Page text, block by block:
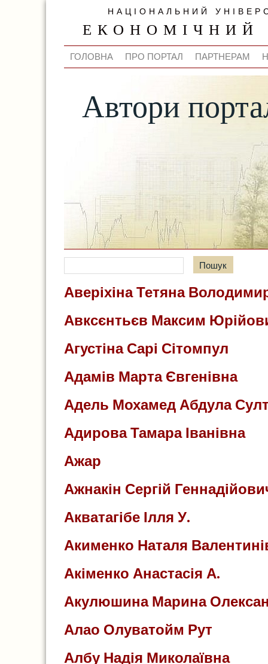
НАЦІОНАЛЬНИЙ
ЕКОНОМІЧНИЙ
ГОЛОВНА ПРО ПОРТАЛ ПАРТНЕРАМ
Автори
Аверіхіна Тетяна
Авксєнтьєв Максим
Агустіна Сарі Сітомпул
Адамів Марта Євгенівна
Адель Мохамед Абдула
Адирова Тамара Іванівна
Ажар
Ажнакін Сергій
Акватагібе Ілля У.
Акименко Наталя
Акіменко Анастасія А.
Акулюшина Марина
Алао Олуватойм Рут
Албу Надія Миколаївна